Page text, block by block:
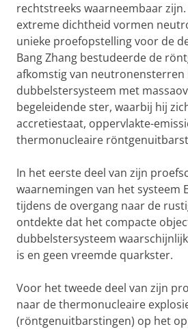
rechtstreeks waarneembaar
extreme dichtheid vormen
unieke proefopstelling voor de
Bang Zhang bestudeerde de
afkomstig van neutronensterren
dubbelstersysteem met
begeleidende ster, waarbij hij
accretiestaat, oppervlakte-
thermonucleaire
In het eerste deel van zijn
waarnemingen van het systeem
tijdens de overgang naar de
ontdekte dat het compacte
dubbelstersysteem
is en geen vreemde quarkster.
Voor het tweede deel van zijn
naar de thermonucleaire
(röntgenuitbarstingen) op het